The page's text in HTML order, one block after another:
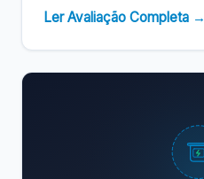
Ler Avaliação Completa →